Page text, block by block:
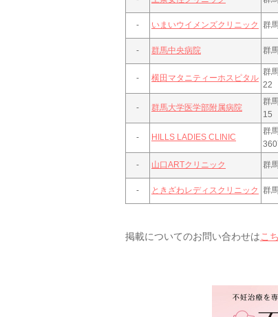
- いまいウイメンズクリニック 群
- 群馬中央病院 群
- 横田マタニティーホスピタル
群
22
- 群馬大学医学部附属病院
群
15
- HILLS LADIES CLINIC
群
- 山口ARTクリニック 群
- ときざわレディスクリニック 群
掲載についてのお問い合わせはこ